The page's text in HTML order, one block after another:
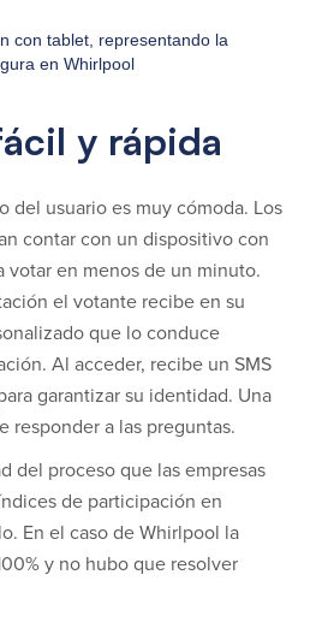
y rápida
del usuario es muy cómoda. Los
contar con un dispositivo con
votar en menos de un minuto.
el votante recibe en su
que lo conduce
Al acceder, recibe un SMS
garantizar su identidad. Una
responder a las preguntas.
del proceso que las empresas
de participación en
En el caso de Whirlpool la
y no hubo que resolver